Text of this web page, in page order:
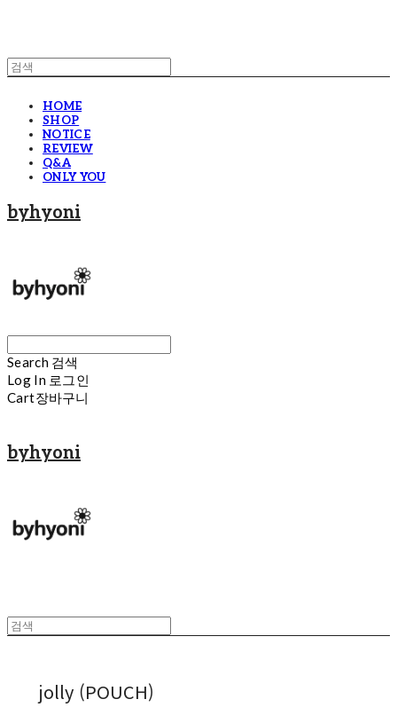
HOME
SHOP
NOTICE
REVIEW
Q&A
ONLY YOU
byhyoni
Search 검색
Log In 로그인
Cart장바구니
byhyoni
jolly (POUCH)